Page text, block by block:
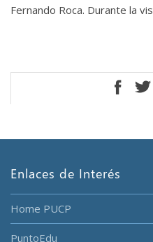
Fernando Roca. Durante la
Enlaces de Interés
Home PUCP
PuntoEdu